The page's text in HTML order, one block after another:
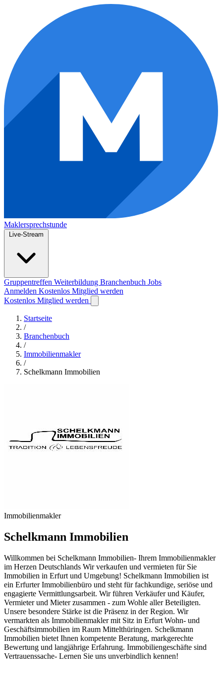
Maklersprechstunde
Live-Stream
Gruppentreffen Weiterbildung Branchenbuch Jobs
Anmelden Kostenlos Mitglied werden
Kostenlos Mitglied werden
Startseite
/
Branchenbuch
/
Immobilienmakler
/
Schelkmann Immobilien
Immobilienmakler
Schelkmann Immobilien
Willkommen bei Schelkmann Immobilien- Ihrem Immobilienmakler
im Herzen Deutschlands Wir verkaufen und vermieten für Sie
Immobilien in Erfurt und Umgebung! Schelkmann Immobilien ist
ein Erfurter Immobilienbüro und steht für fachkundige, seriöse und
engagierte Vermittlungsarbeit. Wir führen Verkäufer und Käufer,
Vermieter und Mieter zusammen - zum Wohle aller Beteiligten.
Unsere besondere Stärke ist die Präsenz in der Region. Wir
vermarkten als Immobilienmakler mit Sitz in Erfurt Wohn- und
Geschäftsimmobilien im Raum Mittelthüringen. Schelkmann
Immobilien bietet Ihnen kompetente Beratung, markgerechte
Bewertung und langjährige Erfahrung. Immobiliengeschäfte sind
Vertrauenssache- Lernen Sie uns unverbindlich kennen!